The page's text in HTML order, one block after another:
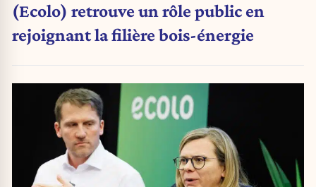
(Ecolo) retrouve un rôle public en
rejoignant la filière bois-énergie